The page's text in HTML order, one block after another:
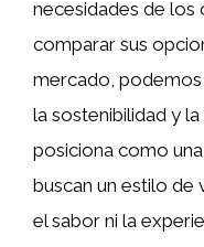
necesidades de los
comparar sus
mercado,
la sostenibilidad y
posiciona como
buscan un estilo de
el sabor ni la